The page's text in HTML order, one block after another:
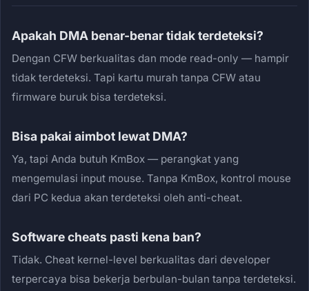
Apakah DMA benar-benar tidak terdeteksi?
Dengan CFW berkualitas dan mode read-only — hampir
tidak terdeteksi. Tapi kartu murah tanpa CFW atau
firmware buruk bisa terdeteksi.
Bisa pakai aimbot lewat DMA?
Ya, tapi Anda butuh KmBox — perangkat yang
mengemulasi input mouse. Tanpa KmBox, kontrol mouse
dari PC kedua akan terdeteksi oleh anti-cheat.
Software cheats pasti kena ban?
Tidak. Cheat kernel-level berkualitas dari developer
terpercaya bisa bekerja berbulan-bulan tanpa terdeteksi.